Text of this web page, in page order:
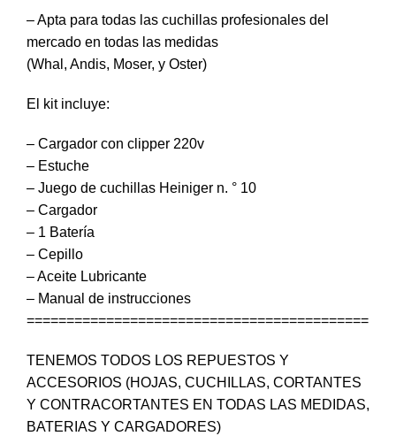
– Apta para todas las cuchillas profesionales del
mercado en todas las medidas
(Whal, Andis, Moser, y Oster)
El kit incluye:
– Cargador con clipper 220v
– Estuche
– Juego de cuchillas Heiniger n. ° 10
– Cargador
– 1 Batería
– Cepillo
– Aceite Lubricante
– Manual de instrucciones
===========================================
TENEMOS TODOS LOS REPUESTOS Y
ACCESORIOS (HOJAS, CUCHILLAS, CORTANTES
Y CONTRACORTANTES EN TODAS LAS MEDIDAS,
BATERIAS Y CARGADORES)